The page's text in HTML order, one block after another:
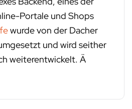
Portale und Shops
wurde von der Dacher
und wird seither
weiterentwickelt. Ä